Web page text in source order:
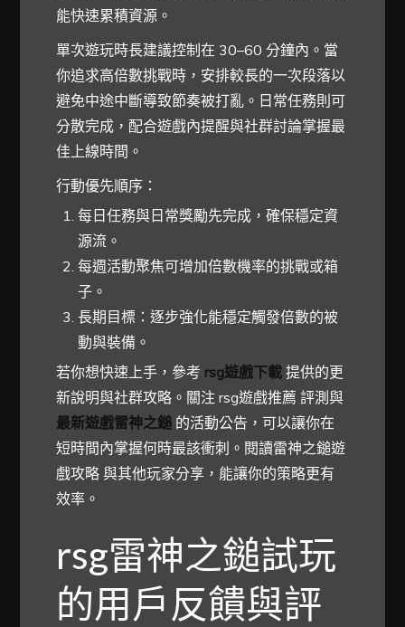
能快速累積資源。
單次遊玩時長建議控制在 30–60 分鐘內。當
你追求高倍數挑戰時，安排較長的一次段落以
避免中途中斷導致節奏被打亂。日常任務則可
分散完成，配合遊戲內提醒與社群討論掌握最
佳上線時間。
行動優先順序：
每日任務與日常獎勵先完成，確保穩定資
源流。
每週活動聚焦可增加倍數機率的挑戰或箱
子。
長期目標：逐步強化能穩定觸發倍數的被
動與裝備。
若你想快速上手，參考 rsg遊戲下載 提供的更
新說明與社群攻略。關注 rsg遊戲推薦 評測與
最新遊戲雷神之鎚 的活動公告，可以讓你在
短時間內掌握何時最該衝刺。閱讀雷神之鎚遊
戲攻略 與其他玩家分享，能讓你的策略更有
效率。
rsg雷神之鎚試玩
的用戶反饋與評